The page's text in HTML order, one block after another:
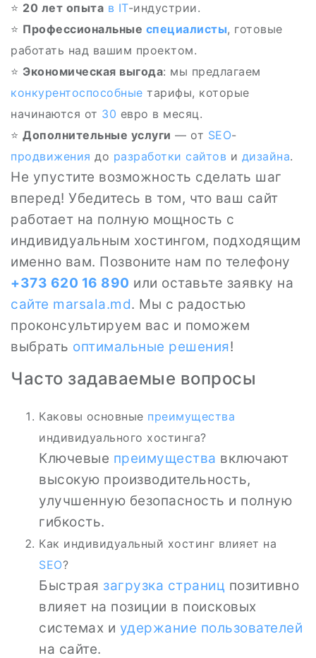
⭐ 20 лет опыта в IT-индустрии.
⭐ Профессиональные специалисты, готовые
работать над вашим проектом.
⭐ Экономическая выгода: мы предлагаем
конкурентоспособные тарифы, которые
начинаются от 30 евро в месяц.
⭐️ Дополнительные услуги — от SEO-
продвижения до разработки сайтов и дизайна.
Не упустите возможность сделать шаг
вперед! Убедитесь в том, что ваш сайт
работает на полную мощность с
индивидуальным хостингом, подходящим
именно вам. Позвоните нам по телефону
+373 620 16 890 или оставьте заявку на
сайте marsala.md. Мы с радостью
проконсультируем вас и поможем
выбрать оптимальные решения!
Часто задаваемые вопросы
Каковы основные преимущества
индивидуального хостинга?
Ключевые преимущества включают
высокую производительность,
улучшенную безопасность и полную
гибкость.
Как индивидуальный хостинг влияет на
SEO?
Быстрая загрузка страниц позитивно
влияет на позиции в поисковых
системах и удержание пользователей
на сайте.